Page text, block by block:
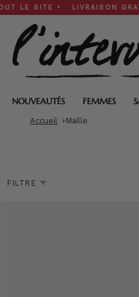
Skip
to
content
• LIVRAISON
NOUVEAUTÉS FEMMES
Accueil Maille
FILTRE